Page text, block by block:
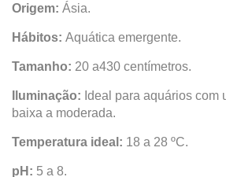
Origem: Ásia.
Hábitos: Aquática emergente.
Tamanho: 20 a430 centímetros.
Iluminação: Ideal para aquários com
baixa a moderada.
Temperatura ideal: 18 a 28 ºC.
pH: 5 a 8.